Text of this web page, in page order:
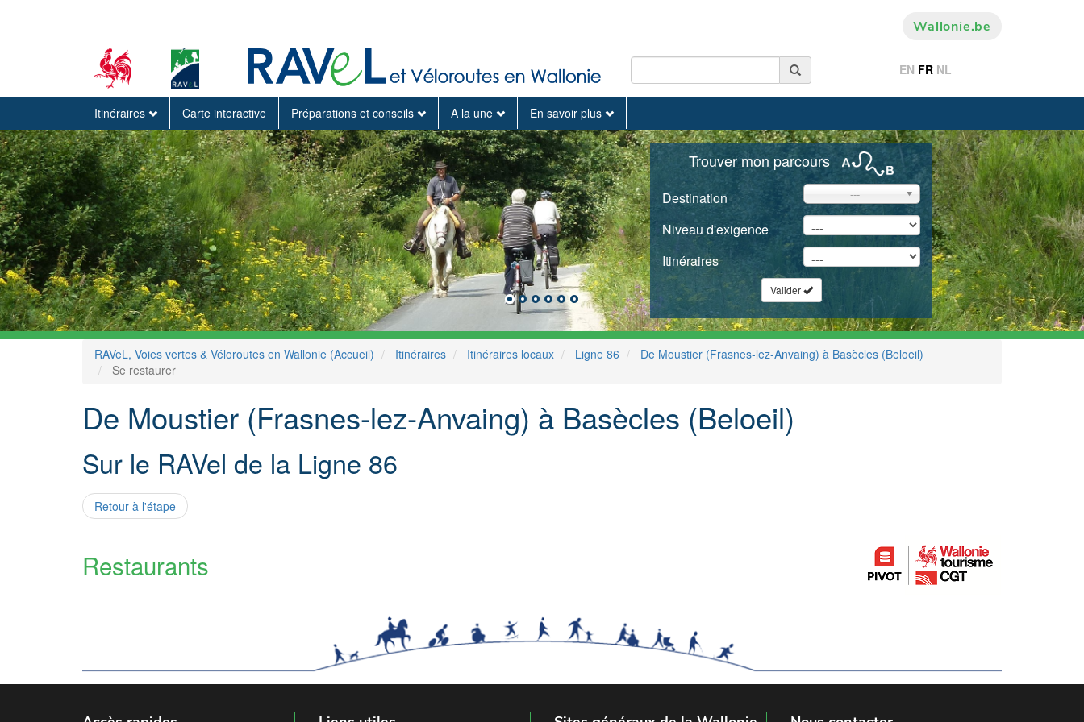
Wallonie.be
EN FR NL
Itinéraires Carte interactive Préparations et conseils A la une En savoir plus
Trouver mon parcours
Destination ---
Niveau d'exigence
Itinéraires
Valider
RAVeL, Voies vertes & Véloroutes en Wallonie (Accueil) Itinéraires Itinéraires locaux Ligne 86
De Moustier (Frasnes-lez-Anvaing) à Basècles (Beloeil)
Se restaurer
De Moustier (Frasnes-lez-Anvaing) à Basècles (Beloeil)
Sur le RAVel de la Ligne 86
Retour à l'étape
Restaurants